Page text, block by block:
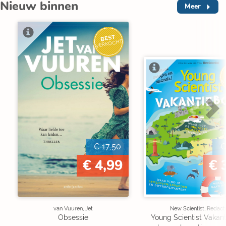
Nieuw binnen Meer
BEST
VERKOCHT
€ 17,50
€ 4,99
van Vuuren, Jet
Obsessie
€
New Scientist,
Young Scientist